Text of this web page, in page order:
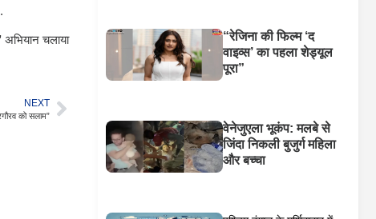
अभियान चलाया
NEXT
को सलाम”
“रेजिना की फिल्म ‘द
वाइव्स’ का पहला शेड्यूल
पूरा”
वेनेजुएला भूकंप: मलबे से
जिंदा निकली बुजुर्ग महिला
और बच्चा